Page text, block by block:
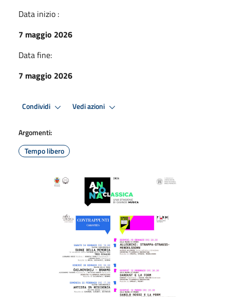
Data inizio :
7 maggio 2026
Data fine:
7 maggio 2026
Condividi Vedi azioni
Argomenti:
Tempo libero